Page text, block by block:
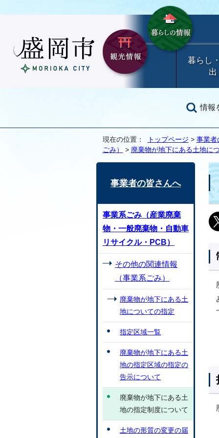
暮らし
出
情報
現在の位置： トップページ > 事業者
ごみ）
> 廃棄物が地下にある土地に
事業者の皆さんへ
事業系ごみ（産業廃棄
物・一般廃棄物・自動車
リサイクル・PCB）
その他の関連情報
（事業系ごみ）
廃棄物が地下にある土
地についての指定
指定区域一覧
廃棄物が地下にある土
地の指定区域の指定の
告示について
廃棄物が地下にある土
地の指定制度について
土地の形質の変更の届